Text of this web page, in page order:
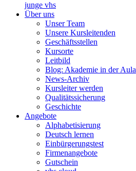
junge vhs
Über uns
Unser Team
Unsere Kursleitenden
Geschäftsstellen
Kursorte
Leitbild
Blog: Akademie in der Aula
News-Archiv
Kursleiter werden
Qualitätssicherung
Geschichte
Angebote
Alphabetisierung
Deutsch lernen
Einbürgerungstest
Firmenangebote
Gutschein